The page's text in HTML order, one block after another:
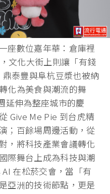
座數位嘉年華：倉庫裡
文化大街上則讓「有錢
泰豐與阜杭豆漿也被納
化為美食與潮流的舞
延伸為整座城市的慶
Give Me Pie 到台虎精
；百餘場周邊活動，從
，將科技產業會議轉化
際舞台上成為科技與潮
在松菸交會，當「有
亞洲的技術節點，更是